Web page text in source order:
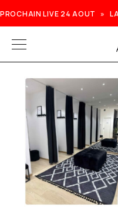
PROCHAIN LIVE 24 AOUT »